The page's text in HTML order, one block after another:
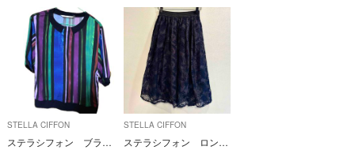
STELLA CIFFON
ステラシフォン ブラウス
STELLA CIFFON
ステラシフォン ロング刺繍スカート